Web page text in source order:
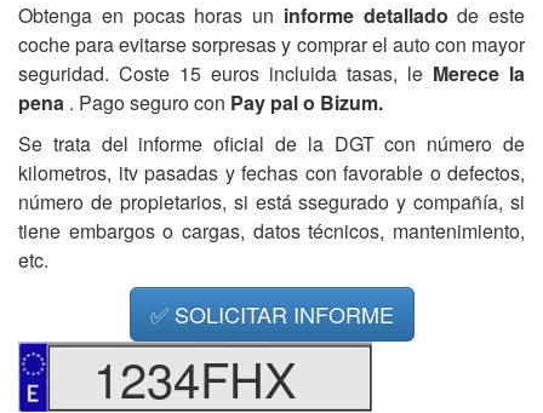
Obtenga en pocas horas un informe detalladode este
coche para evitarse sorpresas y comprar el auto con mayor
seguridad. Coste 15 euros incluida tasas, le Merece la
pena . Pago seguro con Pay pal o Bizum.
Se trata del informe oficial de la DGT con número de
kilometros, itv pasadas y fechas con favorable o defectos,
número de propietarios, si está ssegurado y compañía, si
tiene embargos o cargas, datos técnicos, mantenimiento,
etc.
✅ SOLICITAR INFORME
1234FHX